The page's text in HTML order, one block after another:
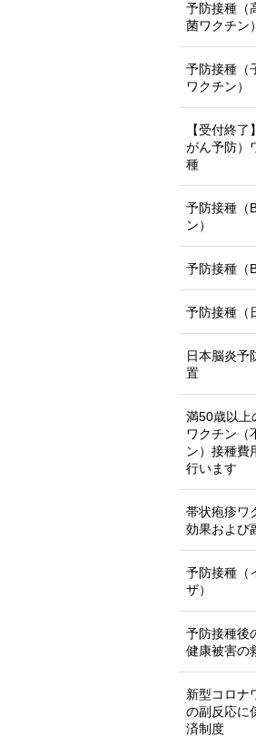
予防接種（
菌ワクチン）
予防接種（
ワクチン）
【受付終
がん予防）
種
予防接種（
ン）
予防接種（
予防接種（
日本脳炎予
置
満50歳以上
ワクチン（
ン）接種費
行います
帯状疱疹ワ
効果および
予防接種（
ザ）
予防接種後
健康被害の
新型コロナ
の副反応に
済制度